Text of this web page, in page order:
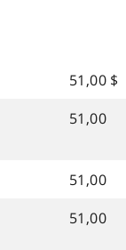
51,00 $
51,00
51,00
51,00